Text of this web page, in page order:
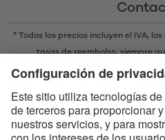
* Todos los precios incluyen el IVA,
tasas de reembolso, siempre
* La marca denominativa y los
marcas por parte de Satisfyer
Apple, el logotipo de Apple y
propiedad de Apple Inc. Google Play